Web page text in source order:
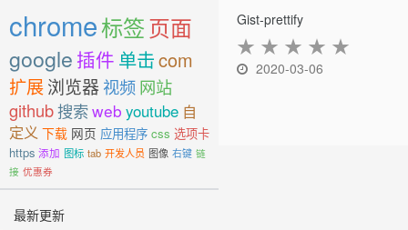
chrome标签页面
google 插件 单击com
扩展浏览器 视频网站
github搜索web youtube 自
定义 下载 网页 应用程序 css 选项卡
https 添加 图标 tab 开发人员 图像 右键 链
接 优惠券
最新更新
Gist-prettify
★ ★ ★ ★ ★
2020-03-06